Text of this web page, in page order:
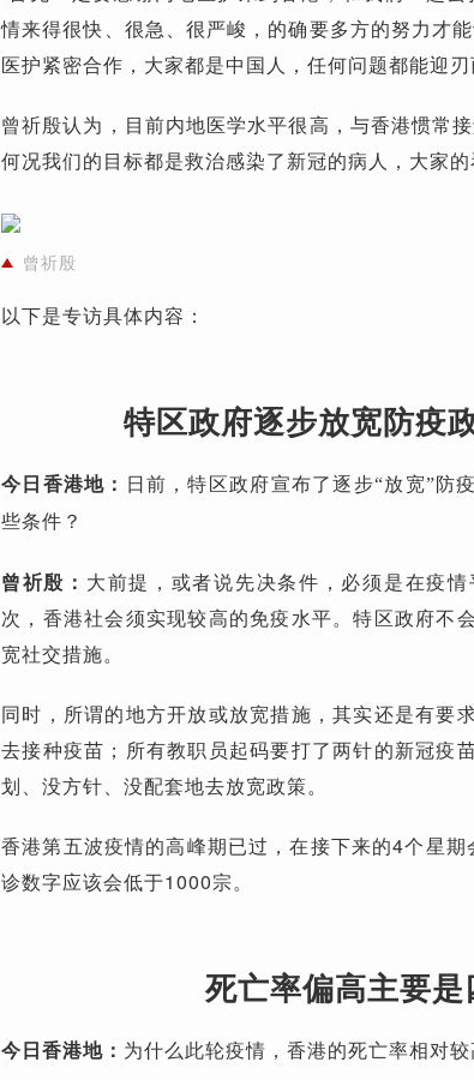
情来得很快、很急、很严峻，的确要多方的努力才
医护紧密合作，大家都是中国人，任何问题都能迎刃
曾祈殷认为，目前内地医学水平很高，与香港惯常
何况我们的目标都是救治感染了新冠的病人，大家
曾祈殷
以下是专访具体内容：
特区政府逐步放宽防疫
今日香港地：
日前，特区政府宣布了逐步“放宽”防
些条件？
曾祈殷： 大前提，或者说先决条件，必须是在疫
次，香港社会须实现较高的免疫水平。特区政府不
宽社交措施。
同时，所谓的地方开放或放宽措施，其实还是有要
去接种疫苗；所有教职员起码要打了两针的新冠疫
划、没方针、没配套地去放宽政策。
香港第五波疫情的高峰期已过，在接下来的4个星
诊数字应该会低于1000宗。
死亡率偏高主要是
今日香港地： 为什么此轮疫情，香港的死亡率相对较